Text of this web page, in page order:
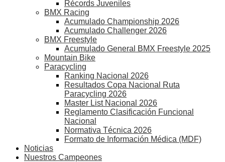
Récords Juveniles
BMX Racing
Acumulado Championship 2026
Acumulado Challenger 2026
BMX Freestyle
Acumulado General BMX Freestyle 2025
Mountain Bike
Paracycling
Ranking Nacional 2026
Resultados Copa Nacional Ruta
Paracycling 2026
Master List Nacional 2026
Reglamento Clasificación Funcional
Nacional
Normativa Técnica 2026
Formato de Información Médica (MDF)
Noticias
Nuestros Campeones